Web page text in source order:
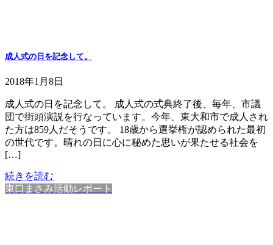
成人式の日を記念して。
2018年1月8日
成人式の日を記念して。 成人式の式典終了後、毎年、市議
団で街頭演説を行なっています。今年、東大和市で成人され
た方は859人だそうです。 18歳から選挙権が認められた最初
の世代です。晴れの日に心に秘めた思いが果たせる社会を
[…]
続きを読む
東口まさみ活動レポート